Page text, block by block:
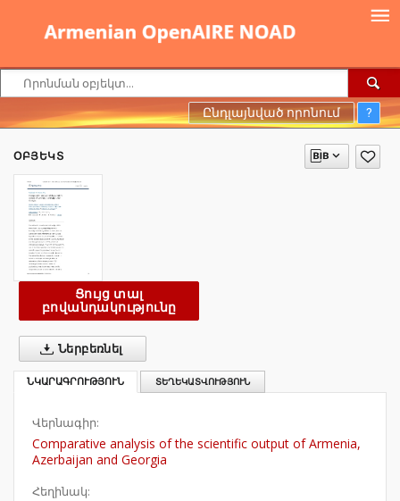
Ընդլայնված որոնում ?
ՕԲՅԵԿՏ
Ցույց տալ
բովանդակությունը
Ներբեռնել
ՆԿԱՐԱԳՐՈՒԹՅՈՒՆ ՏԵՂԵԿԱՏՎՈՒԹՅՈՒՆ
Վերնագիր:
Comparative analysis of the scientific output of Armenia,
Azerbaijan and Georgia
Հեղինակ: